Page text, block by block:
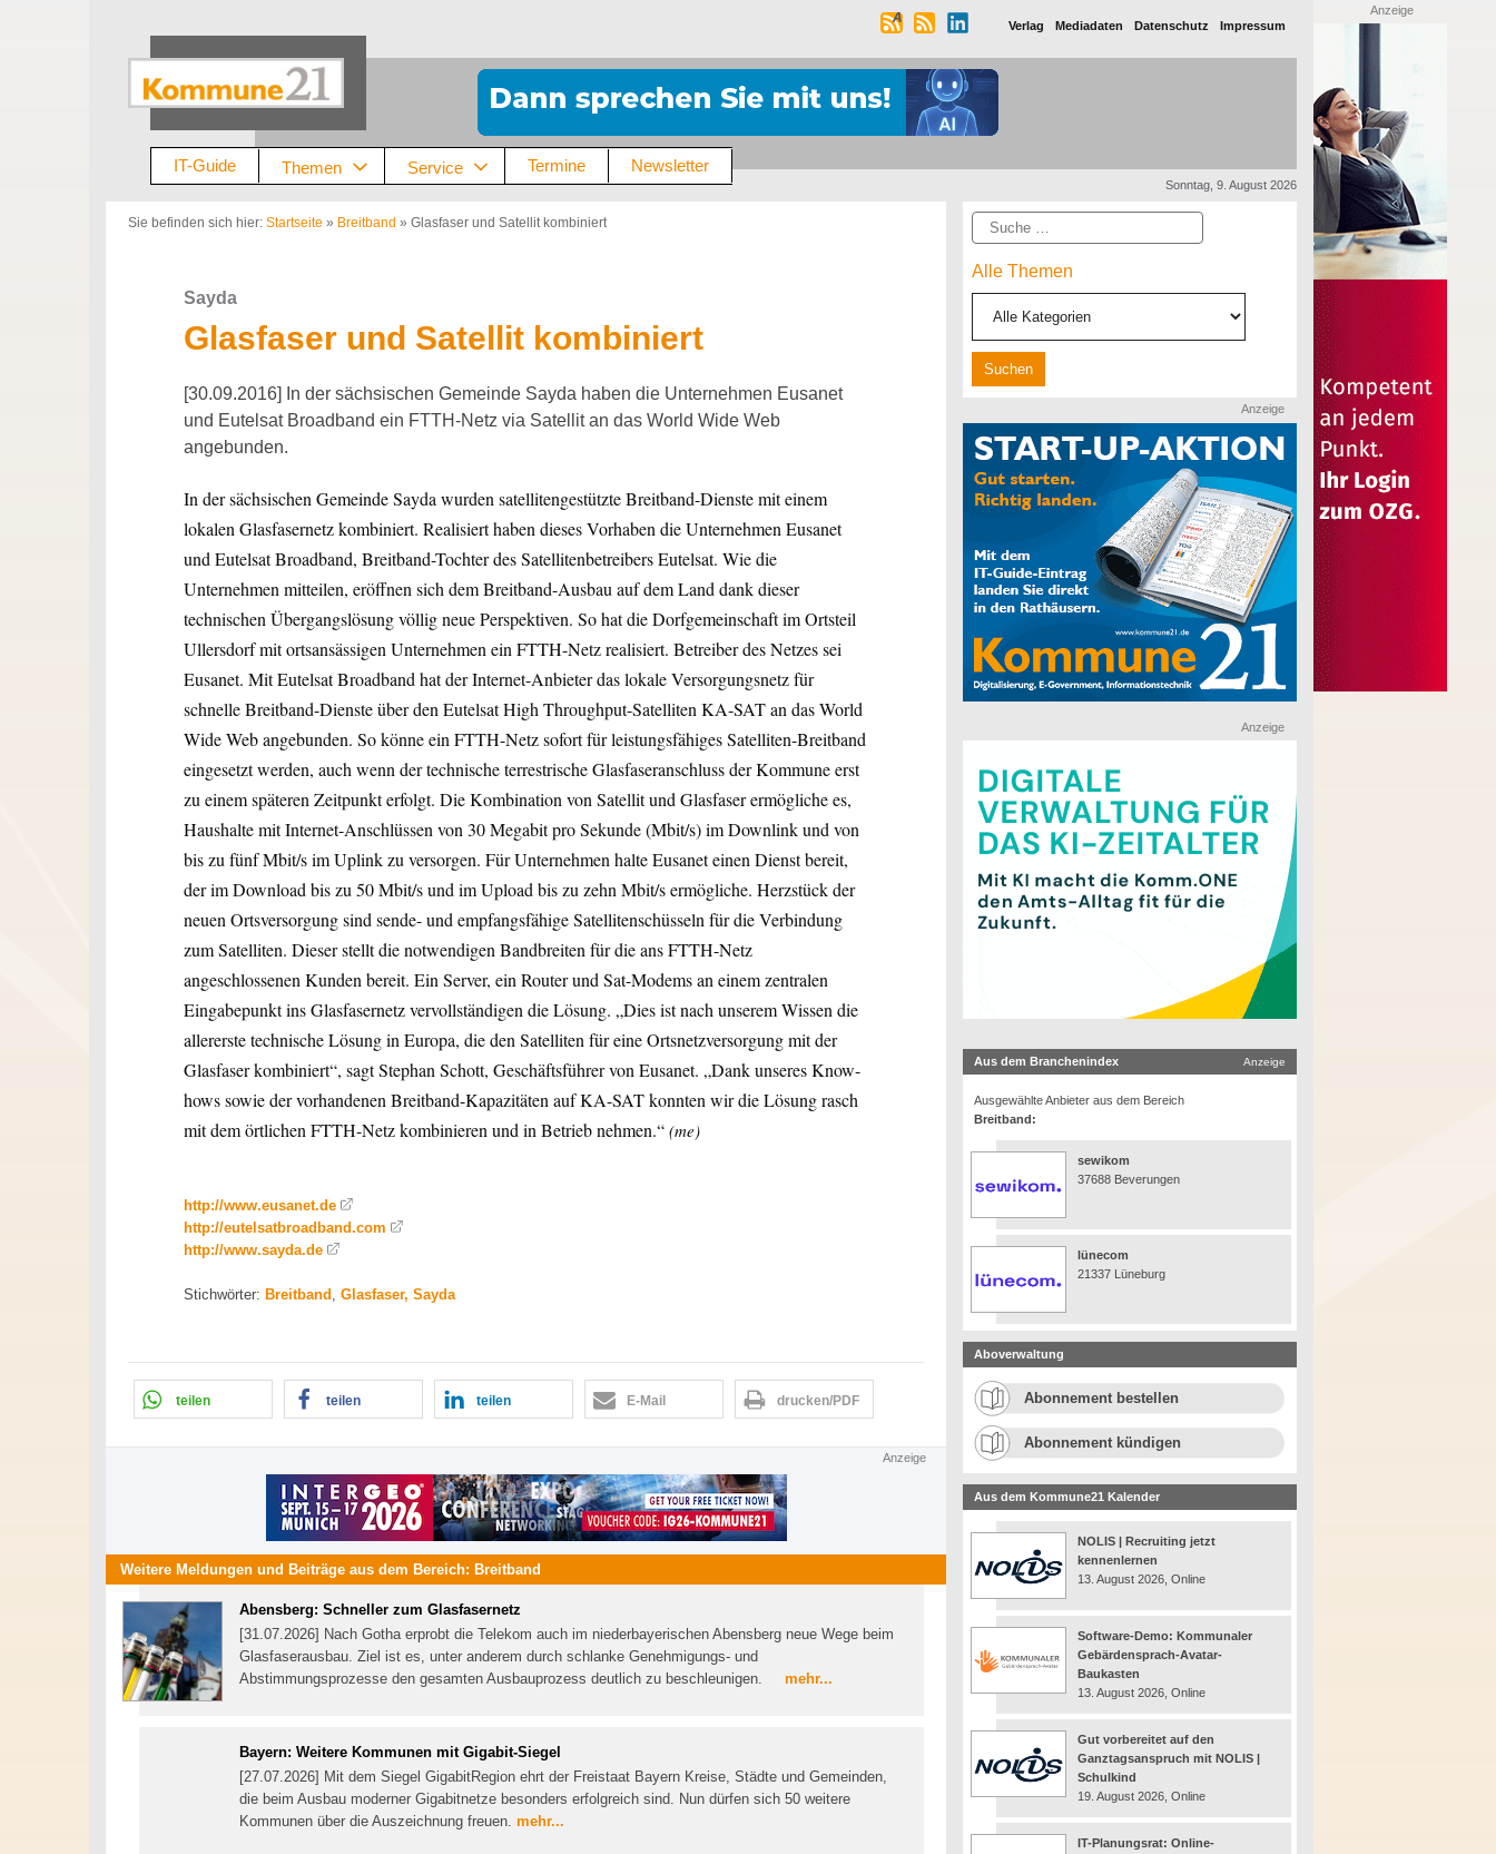
Verlag Mediadaten Datenschutz Impressum
IT-Guide Themen Service Termine Newsletter
Sonntag, 9. August 2026
Sie befinden sich hier: Startseite » Breitband » Glasfaser und Satellit kombiniert
Sayda
Glasfaser und Satellit kombiniert
[30.09.2016] In der sächsischen Gemeinde Sayda haben die Unternehmen Eusanet
und Eutelsat Broadband ein FTTH-Netz via Satellit an das World Wide Web
angebunden.
In der sächsischen Gemeinde Sayda wurden satellitengestützte Breitband-Dienste mit einem
lokalen Glasfasernetz kombiniert. Realisiert haben dieses Vorhaben die Unternehmen Eusanet
und Eutelsat Broadband, Breitband-Tochter des Satellitenbetreibers Eutelsat. Wie die
Unternehmen mitteilen, eröffnen sich dem Breitband-Ausbau auf dem Land dank dieser
technischen Übergangslösung völlig neue Perspektiven. So hat die Dorfgemeinschaft im Ortsteil
Ullersdorf mit ortsansässigen Unternehmen ein FTTH-Netz realisiert. Betreiber des Netzes sei
Eusanet. Mit Eutelsat Broadband hat der Internet-Anbieter das lokale Versorgungsnetz für
schnelle Breitband-Dienste über den Eutelsat High Throughput-Satelliten KA-SAT an das World
Wide Web angebunden. So könne ein FTTH-Netz sofort für leistungsfähiges Satelliten-Breitband
eingesetzt werden, auch wenn der technische terrestrische Glasfaseranschluss der Kommune erst
zu einem späteren Zeitpunkt erfolgt. Die Kombination von Satellit und Glasfaser ermögliche es,
Haushalte mit Internet-Anschlüssen von 30 Megabit pro Sekunde (Mbit/s) im Downlink und von
bis zu fünf Mbit/s im Uplink zu versorgen. Für Unternehmen halte Eusanet einen Dienst bereit,
der im Download bis zu 50 Mbit/s und im Upload bis zu zehn Mbit/s ermögliche. Herzstück der
neuen Ortsversorgung sind sende- und empfangsfähige Satellitenschüsseln für die Verbindung
zum Satelliten. Dieser stellt die notwendigen Bandbreiten für die ans FTTH-Netz
angeschlossenen Kunden bereit. Ein Server, ein Router und Sat-Modems an einem zentralen
Eingabepunkt ins Glasfasernetz vervollständigen die Lösung. „Dies ist nach unserem Wissen die
allererste technische Lösung in Europa, die den Satelliten für eine Ortsnetzversorgung mit der
Glasfaser kombiniert“, sagt Stephan Schott, Geschäftsführer von Eusanet. „Dank unseres Know-
hows sowie der vorhandenen Breitband-Kapazitäten auf KA-SAT konnten wir die Lösung rasch
mit dem örtlichen FTTH-Netz kombinieren und in Betrieb nehmen.“ (me)
http://www.eusanet.de
http://eutelsatbroadband.com
http://www.sayda.de
Stichwörter: Breitband , Glasfaser, Sayda
teilen teilen teilen E-Mail drucken/PDF
Anzeige
Weitere Meldungen und Beiträge aus dem Bereich: Breitband
Abensberg: Schneller zum Glasfasernetz
[31.07.2026] Nach Gotha erprobt die Telekom auch im niederbayerischen Abensberg neue Wege beim
Glasfaserausbau. Ziel ist es, unter anderem durch schlanke Genehmigungs- und
Abstimmungsprozesse den gesamten Ausbauprozess deutlich zu beschleunigen. mehr...
Bayern: Weitere Kommunen mit Gigabit-Siegel
[27.07.2026] Mit dem Siegel GigabitRegion ehrt der Freistaat Bayern Kreise, Städte und Gemeinden,
die beim Ausbau moderner Gigabitnetze besonders erfolgreich sind. Nun dürfen sich 50 weitere
Kommunen über die Auszeichnung freuen. mehr...
Suche
Alle Themen
Anzeige
Anzeige
Aus dem Branchenindex Anzeige
Ausgewählte Anbieter aus dem Bereich
Breitband:
sewikom
37688 Beverungen
lünecom
21337 Lüneburg
Aboverwaltung
Abonnement bestellen
Abonnement kündigen
Aus dem Kommune21 Kalender
NOLIS | Recruiting jetzt
kennenlernen
13. August 2026, Online
Software-Demo: Kommunaler
Gebärdensprach-Avatar-
Baukasten
13. August 2026, Online
Gut vorbereitet auf den
Ganztagsanspruch mit NOLIS |
Schulkind
19. August 2026, Online
IT-Planungsrat: Online-
Anzeige